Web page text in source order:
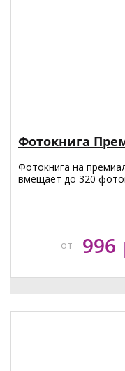
Фотокнига
Фотокнига на
вмещает до 320
от 996